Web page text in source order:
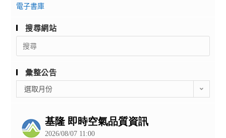
電子書庫
搜尋網站
Search
for:
彙整公告
整
選取月份